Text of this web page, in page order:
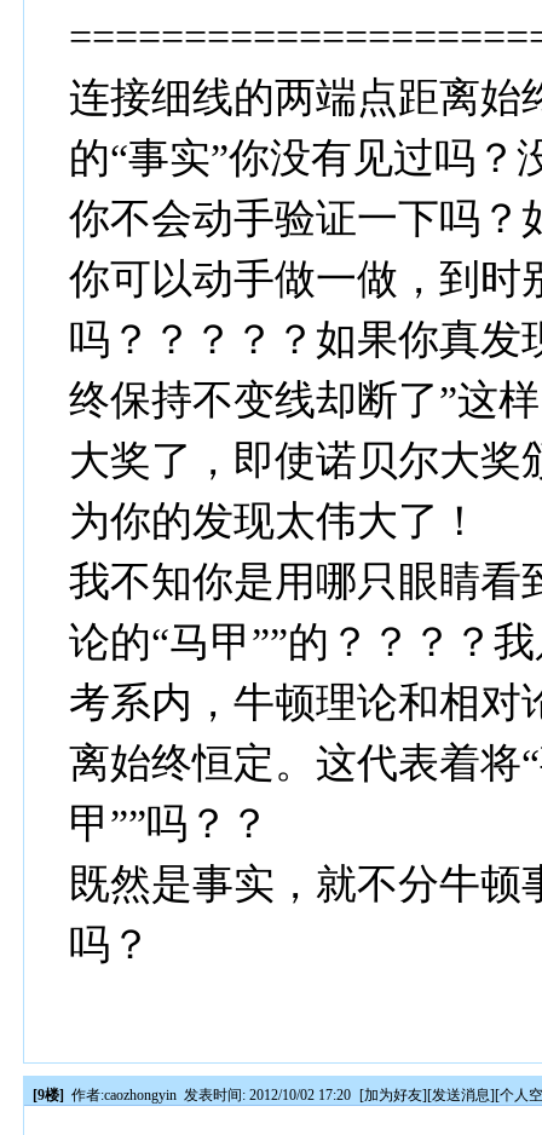
连接细线的两端点距离始
的“事实”你没有见过吗
你不会动手验证一下吗？
你可以动手做一做，到时
吗？？？？？如果你真发
终保持不变线却断了”这
大奖了，即使诺贝尔大奖
为你的发现太伟大了！
我不知你是用哪只眼睛看
论的“马甲””的？？？？
考系内，牛顿理论和相对
离始终恒定。这代表着将
甲””吗？？
既然是事实，就不分牛
吗？
[9楼] 作者:caozhongyin 发表时间: 2012/10/02 17:20 [加为好友][发送消息][个人